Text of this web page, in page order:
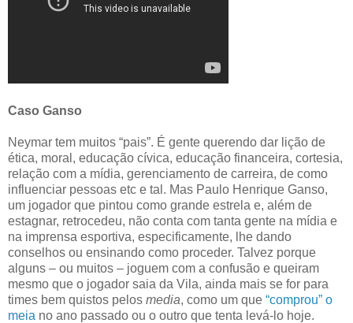
Caso Ganso
Neymar tem muitos “pais”. É gente querendo dar lição de
ética, moral, educação cívica, educação financeira, cortesia,
relação com a mídia, gerenciamento de carreira, de como
influenciar pessoas etc e tal. Mas Paulo Henrique Ganso,
um jogador que pintou como grande estrela e, além de
estagnar, retrocedeu, não conta com tanta gente na mídia e
na imprensa esportiva, especificamente, lhe dando
conselhos ou ensinando como proceder. Talvez porque
alguns – ou muitos – joguem com a confusão e queiram
mesmo que o jogador saia da Vila, ainda mais se for para
times bem quistos pelos media, como um que “comprou” o
meia no ano passado ou o outro que tenta levá-lo hoje.